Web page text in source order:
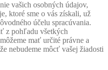
vašich osobných údajov,
ktoré sme o vás získali, už
účelu spracúvania.
z pohľadu všetkých
mať určité právne a
nebudeme môcť vašej žiadosti